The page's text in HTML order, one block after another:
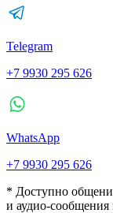
Telegram
+7 9930 295 626
WhatsApp
+7 9930 295 626
* Доступно
и аудио-